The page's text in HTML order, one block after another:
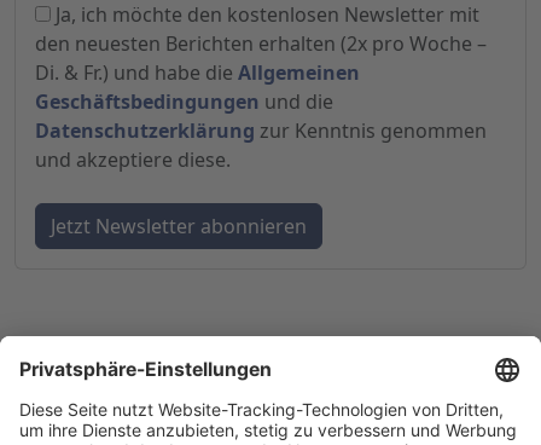
Ja, ich möchte den kostenlosen Newsletter mit
den neuesten Berichten erhalten (2x pro Woche –
Di. & Fr.) und habe die Allgemeinen
Geschäftsbedingungen und die
Datenschutzerklärung zur Kenntnis genommen
und akzeptiere diese.
© 1998-2026by GSC Research GmbH
Datenschutz